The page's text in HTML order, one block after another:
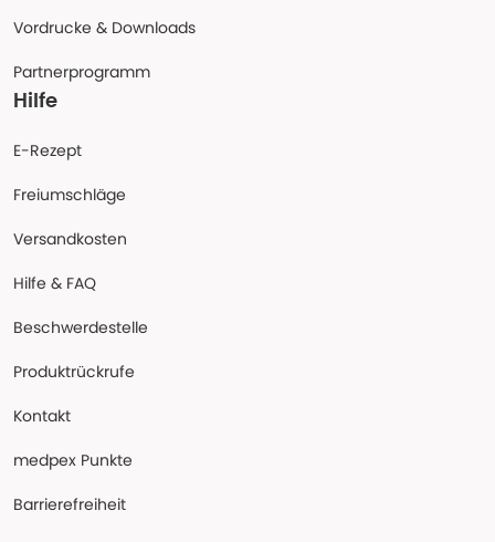
Vordrucke & Downloads
Partnerprogramm
Hilfe
E-Rezept
Freiumschläge
Versandkosten
Hilfe & FAQ
Beschwerdestelle
Produktrückrufe
Kontakt
medpex Punkte
Barrierefreiheit